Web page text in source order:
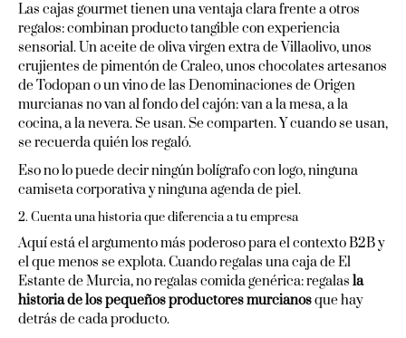
Las cajas gourmet tienen una ventaja clara frente a otros
regalos: combinan producto tangible con experiencia
sensorial. Un aceite de oliva virgen extra de Villaolivo, unos
crujientes de pimentón de Craleo, unos chocolates artesanos
de Todopan o un vino de las Denominaciones de Origen
murcianas no van al fondo del cajón: van a la mesa, a la
cocina, a la nevera. Se usan. Se comparten. Y cuando se usan,
se recuerda quién los regaló.
Eso no lo puede decir ningún bolígrafo con logo, ninguna
camiseta corporativa y ninguna agenda de piel.
2. Cuenta una historia que diferencia a tu empresa
Aquí está el argumento más poderoso para el contexto B2B y
el que menos se explota. Cuando regalas una caja de El
Estante de Murcia, no regalas comida genérica: regalas la
historia de los pequeños productores murcianosque hay
detrás de cada producto.